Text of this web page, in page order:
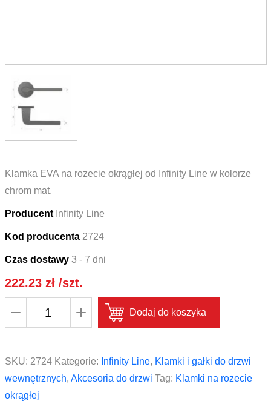
Klamka EVA na rozecie okrągłej od Infinity Line w kolorze
chrom mat.
Producent Infinity Line
Kod producenta 2724
Czas dostawy 3 - 7 dni
222.23 zł/szt.
rozecie
okrągłej
Infinity
Dodaj do koszyka
SKU: 2724 Kategorie: Infinity Line, Klamki i gałki do drzwi
wewnętrznych, Akcesoria do drzwi Tag: Klamki na rozecie
okrągłej